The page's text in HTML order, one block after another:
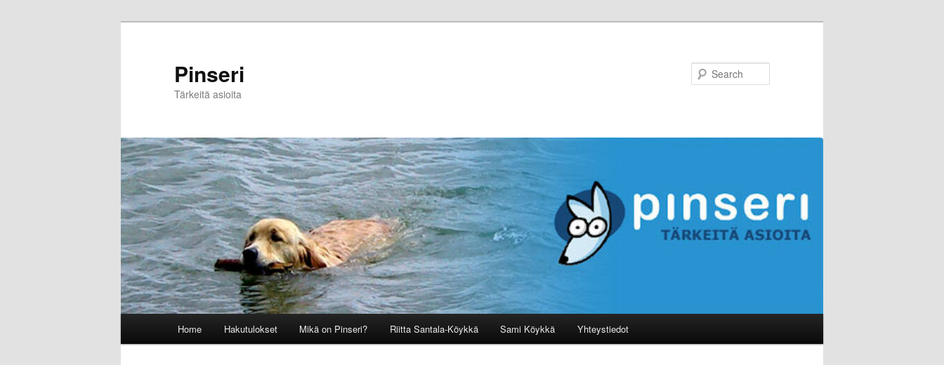
Pinseri
Tärkeitä asioita
Home Hakutulokset Mikä on Pinseri? Riitta Santala-Köykkä Sami Köykkä Yhteystiedot